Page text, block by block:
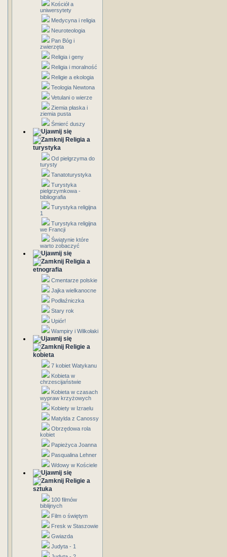
Kościół a
uniwersytety
Medycyna i religia
Neuroteologia
Pan Bóg i
zwierzęta
Religia i geny
Religia i moralność
Religie a ekologia
Teologia Newtona
Vetulani o wierze
Ziemia płaska i
ziemia pusta
Śmierć duszy
Religia a
turystyka
Od pielgrzyma do
turysty
Tanatoturystyka
Turystyka
pielgrzymkowa -
bibliografia
Turystyka religijna
1
Turystyka religijna
we Francji
Świątynie które
warto zobaczyć
Religia a
etnografia
Cmentarze polskie
Jajka wielkanocne
Podłaźniczka
Stary rok
Upiór!
Wampiry i Wilkołaki
Religie a
kobieta
7 kobiet Watykanu
Kobieta w
chrzescijaństwie
Kobieta w czasach
wypraw krzyżowych
Kobiety w Izraelu
Matylda z Canossy
Obrzędowa rola
kobiet
Papieżyca Joanna
Pasqualina Lehner
Wdowy w Kościele
Religie a
sztuka
100 filmów
biblijnych
Film o świętym
Fresk w Staszowie
Gwiazda
Judyta - 1